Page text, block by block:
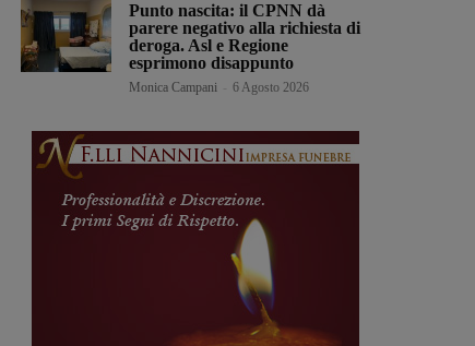
Punto nascita: il CPNN dà
parere negativo alla richiesta di
deroga. Asl e Regione
esprimono disappunto
Monica Campani 6 Agosto 2026